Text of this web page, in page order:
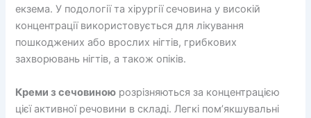
екзема. У подології та хірургії сечовина у високій
концентрації використовується для лікування
пошкоджених або врослих нігтів, грибкових
захворювань нігтів, а також опіків.
Креми з сечовиною розрізняються за концентрацією
цієї активної речовини в складі. Легкі пом’якшувальні